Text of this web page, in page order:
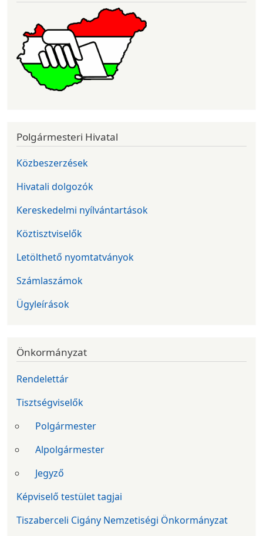
Polgármesteri Hivatal
Közbeszerzések
Hivatali dolgozók
Kereskedelmi nyílvántartások
Köztisztviselők
Letölthető nyomtatványok
Számlaszámok
Ügyleírások
Önkormányzat
Rendelettár
Tisztségviselők
Polgármester
Alpolgármester
Jegyző
Képviselő testület tagjai
Tiszaberceli Cigány Nemzetiségi Önkormányzat